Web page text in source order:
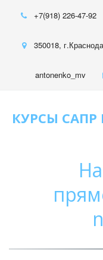
+7(918) 226-47-92
350018,
antonenko_mv
КУРСЫ САПР